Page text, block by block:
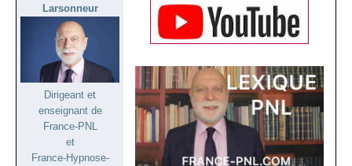
Larsonneur
Dirigeant et
enseignant de
France-PNL
et
France-Hypnose-